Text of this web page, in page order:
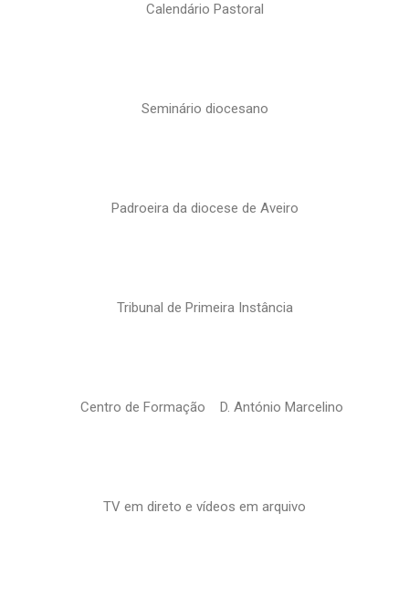
Calendário Pastoral
Seminário diocesano
Padroeira da diocese de Aveiro
Tribunal de Primeira Instância
Centro de Formação D. António Marcelino
TV em direto e vídeos em arquivo